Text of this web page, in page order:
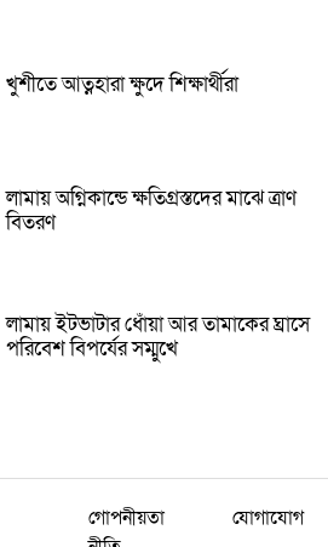
খুশীতে আত্নহারা ক্ষুদে শিক্ষার্থীরা
লামায় অগ্নিকান্ডে ক্ষতিগ্রস্তদের মাঝে ত্রাণ
বিতরণ
লামায় ইটভাটার ধোঁয়া আর তামাকের ঘ্রাসে
পরিবেশ বিপর্যের সম্মুখে
গোপনীয়তা
যোগাযোগ